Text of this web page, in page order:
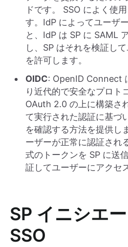
ドです。 SSO によく使
す。IdP によってユーザ
と、IdP は SP に SAML
し、SP はそれを検証し
を許可します。
OIDC: OpenID Connect
り近代的で安全なプロト
OAuth 2.0 の上に構築さ
て実行された認証に基づ
を確認する方法を提供し
ーザーが正常に認証され
式のトークンを SP に送
証してユーザーにアクセ
SP イニシエ
SSO